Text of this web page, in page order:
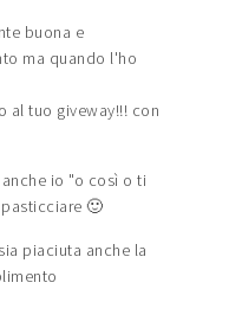
buona e
ma quando l'ho
al tuo giveway!!! con
io "o così o ti
🙂
piaciuta anche la